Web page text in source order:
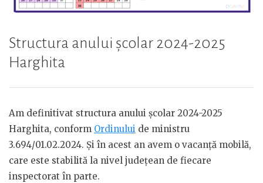
Structura anului școlar 2024-2025
Harghita
Am definitivat structura anului școlar 2024-2025
Harghita, conform Ordinului de ministru
3.694/01.02.2024. Și în acest an avem o vacanță mobilă,
care este stabilită la nivel județean de fiecare
inspectorat în parte.